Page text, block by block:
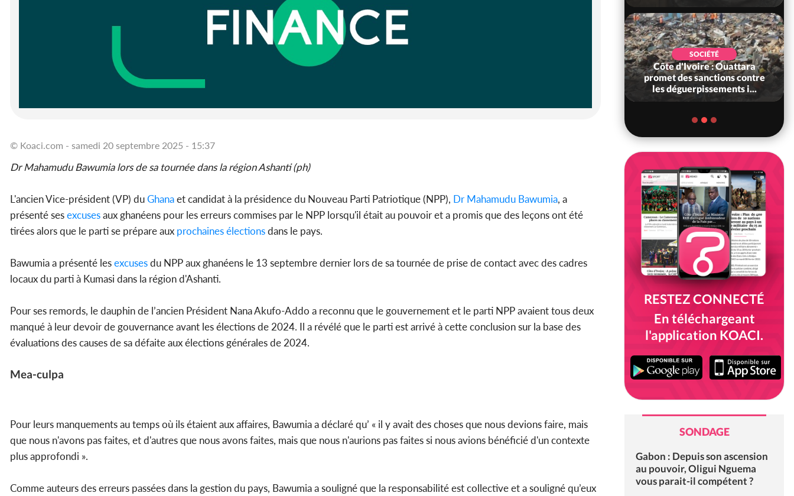
© Koaci.com - samedi 20 septembre 2025 - 15:37
Dr Mahamudu Bawumia lors de sa tournée dans la région Ashanti (ph)
L'ancien Vice-président (VP) duGhanaet candidat à la présidence du Nouveau Parti Patriotique (NPP), Dr Mahamudu Bawumia, a
présenté sesexcusesaux ghanéens pour les erreurs commises par le NPP lorsqu'il était au pouvoir et a promis que des leçons ont été
tirées alors que le parti se prépare aux prochaines électionsdans le pays.
Bawumia a présenté lesexcusesdu NPP aux ghanéens le 13 septembre dernier lors de sa tournée de prise de contact avec des cadres
locaux du parti à Kumasi dans la région d'Ashanti.
Pour ses remords, le dauphin de l’ancien Président Nana Akufo-Addo a reconnu que le gouvernement et le parti NPP avaient tous deux
manqué à leur devoir de gouvernance avant les élections de 2024. Il a révélé que le parti est arrivé à cette conclusion sur la base des
évaluations des causes de sa défaite aux élections générales de 2024.
Mea-culpa
Pour leurs manquements au temps où ils étaient aux affaires, Bawumia a déclaré qu’ « il y avait des choses que nous devions faire, mais
que nous n'avons pas faites, et d'autres que nous avons faites, mais que nous n'aurions pas faites si nous avions bénéficié d'un contexte
plus approfondi ».
Comme auteurs des erreurs passées dans la gestion du pays, Bawumia a souligné que la responsabilité est collective et a souligné qu’eux
SOCIÉTÉ
Côte d'Ivoire : Ouattara
promet des sanctions contre
les déguerpissements i...
RESTEZ CONNECTÉ
En téléchargeant
l'application KOACI.
SONDAGE
Gabon : Depuis son ascension
au pouvoir, Oligui Nguema
vous parait-il compétent ?